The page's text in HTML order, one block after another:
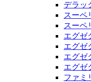
デラッ
スーペ
スーペ
エグゼ
エグゼ
エグゼ
エグゼ
ファミ